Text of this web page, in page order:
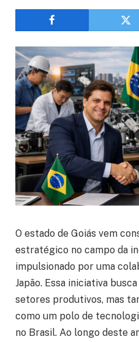
O estado de Goiás vem
estratégico no campo da
impulsionado por uma
Japão. Essa iniciativa
setores produtivos, mas
como um polo de
no Brasil. Ao longo deste